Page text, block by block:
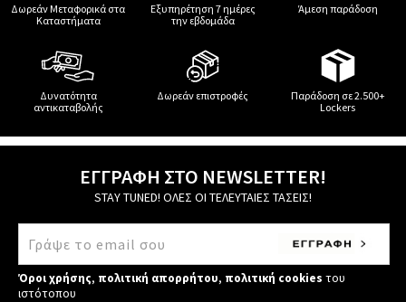
Δωρεάν Μεταφορικά στα
Καταστήματα
Εξυπηρέτηση 7 ημέρες
την εβδομάδα
Άμεση παράδοση
Δυνατότητα
αντικαταβολής
Δωρεάν επιστροφές
Παράδοση σε 2.500+
Lockers
ΕΓΓΡΑΦΗ ΣΤΟ NEWSLETTER!
STAY TUNED! ΟΛΕΣ ΟΙ ΤΕΛΕΥΤΑΙΕΣ ΤΑΣΕΙΣ!
Όροι χρήσης, πολιτική απορρήτου, πολιτική cookies του
ιστότοπου